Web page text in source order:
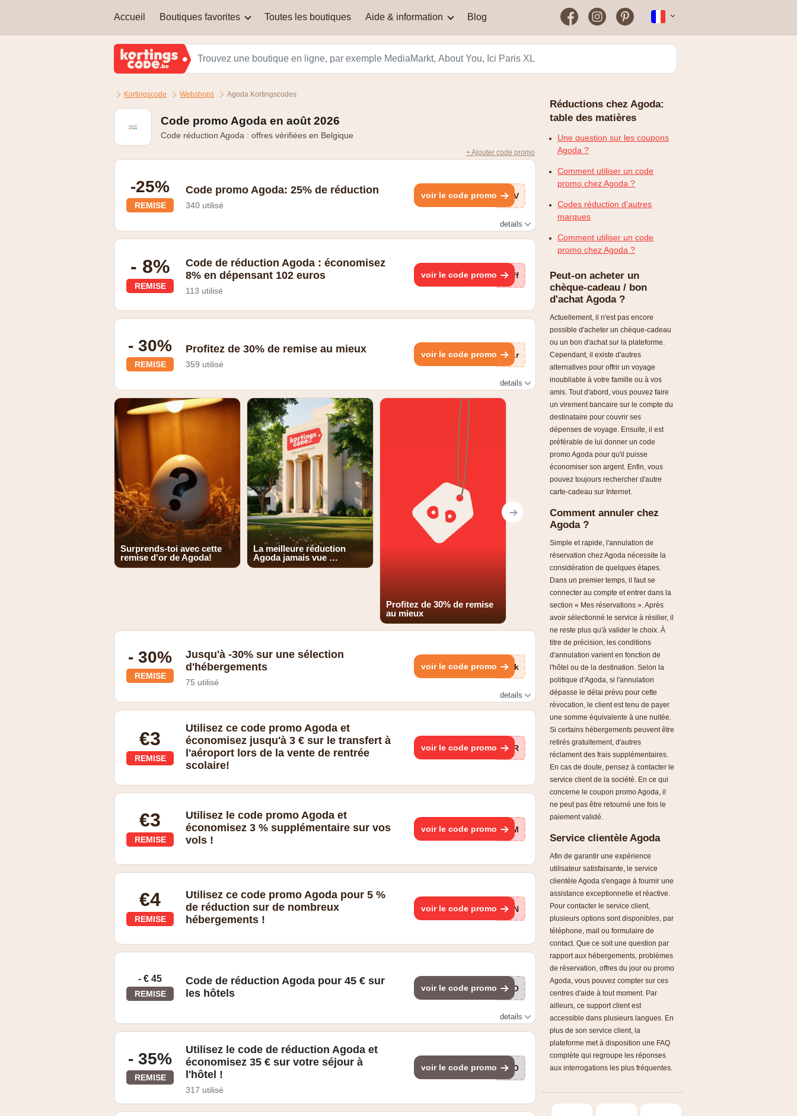
Accueil Boutiques favorites
Adidas AEG ASOS Farmaline
JBC Kenwood
Nespresso Rowenta
Zooplus
Toutes les boutiques Aide & information
Quels types de codes de
Quand vous trouvez le plus
souvent les codes de
réduction qui fonctionnent
Où puis-je trouver les codes
Pourquoi mon code de
réduction ne fonctionne pas
Puis-je cumuler un code de
réduction avec une autre
réduction ?
Comment je peux calculer
Blog
FacebookInstagramPinterest
Kortingscode Webshops Agoda Kortingscodes
Code promo Agoda en août 2026
Code réduction Agoda : offres vérifiées en Belgique
+ Ajouter code promo
-25%
REMISE
Code promo Agoda: 25% de réduction
340 utilisé
voir le code promo cnV
details
- 8%
REMISE
Code de réduction Agoda : économisez
8% en dépensant 102 euros
113 utilisé
voir le code promo Off
- 30%
REMISE
Profitez de 30% de remise au mieux
359 utilisé
voir le code promo aLr
details
Espace des offres
Surprends-toi avec cette
remise d'or de Agoda!
La meilleure réduction
Agoda jamais vue …
Profitez de 30% de remise
au mieux
- 30%
REMISE
Jusqu'à -30% sur une sélection
d'hébergements
75 utilisé
voir le code promo EMk
details
€3
REMISE
Utilisez ce code promo Agoda et
économisez jusqu'à 3 € sur le transfert à
l'aéroport lors de la vente de rentrée
scolaire!
voir le code promo TER
€3
REMISE
Utilisez le code promo Agoda et
économisez 3 % supplémentaire sur vos
vols !
voir le code promo SUM
€4
REMISE
Utilisez ce code promo Agoda pour 5 %
de réduction sur de nombreux
hébergements !
voir le code promo MON
- € 45
REMISE
Code de réduction Agoda pour 45 € sur
les hôtels
voir le code promo AGO
details
- 35%
REMISE
Utilisez le code de réduction Agoda et
économisez 35 € sur votre séjour à
l'hôtel !
317 utilisé
voir le code promo AGO
Réductions chez Agoda:
table des matières
Une question sur les coupons
Agoda ?
Comment utiliser un code
promo chez Agoda ?
Codes réduction d'autres
marques
Comment utiliser un code
promo chez Agoda ?
Peut-on acheter un
chèque-cadeau / bon
d'achat Agoda ?
Actuellement, il n'est pas encore
possible d'acheter un chèque-cadeau
ou un bon d'achat sur la plateforme.
Cependant, il existe d'autres
alternatives pour offrir un voyage
inoubliable à votre famille ou à vos
amis. Tout d'abord, vous pouvez faire
un virement bancaire sur le compte du
destinataire pour couvrir ses
dépenses de voyage. Ensuite, il est
préférable de lui donner un code
promo Agoda pour qu'il puisse
économiser son argent. Enfin, vous
pouvez toujours rechercher d'autre
carte-cadeau sur Internet.
Comment annuler chez
Agoda ?
Simple et rapide, l'annulation de
réservation chez Agoda nécessite la
considération de quelques étapes.
Dans un premier temps, il faut se
connecter au compte et entrer dans la
section « Mes réservations ». Après
avoir sélectionné le service à résilier, il
ne reste plus qu'à valider le choix. À
titre de précision, les conditions
d'annulation varient en fonction de
l'hôtel ou de la destination. Selon la
politique d'Agoda, si l'annulation
dépasse le délai prévu pour cette
révocation, le client est tenu de payer
une somme équivalente à une nuitée.
Si certains hébergements peuvent être
retirés gratuitement, d'autres
réclament des frais supplémentaires.
En cas de doute, pensez à contacter le
service client de la société. En ce qui
concerne le coupon promo Agoda, il
ne peut pas être retourné une fois le
paiement validé.
Service clientèle Agoda
Afin de garantir une expérience
utilisateur satisfaisante, le service
clientèle Agoda s'engage à fournir une
assistance exceptionnelle et réactive.
Pour contacter le service client,
plusieurs options sont disponibles, par
téléphone, mail ou formulaire de
contact. Que ce soit une question par
rapport aux hébergements, problèmes
de réservation, offres du jour ou promo
Agoda, vous pouvez compter sur ces
centres d'aide à tout moment. Par
ailleurs, ce support client est
accessible dans plusieurs langues. En
plus de son service client, la
plateforme met à disposition une FAQ
complète qui regroupe les réponses
aux interrogations les plus fréquentes.